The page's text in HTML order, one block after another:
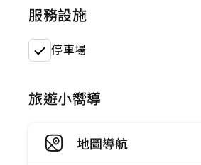
服務設施
停車場
旅遊小嚮導
地圖導航